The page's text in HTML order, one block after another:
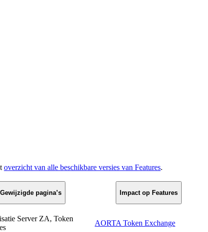
overzicht van alle beschikbare versies van Features.
Gewijzigde pagina’s Impact op Features
Server ZA, Token
AORTA Token Exchange